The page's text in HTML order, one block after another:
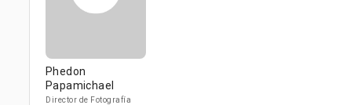
Phedon
Papamichael
Director de Fotografía